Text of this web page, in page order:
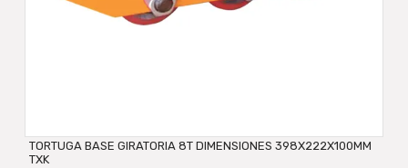
TORTUGA BASE GIRATORIA 8T DIMENSIONES 398X222X100MM
TXK